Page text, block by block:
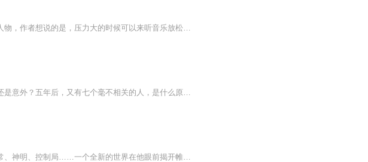
作者是混欧美圈的，这张专辑里面的歌手都是叱咤欧美乐坛的人物，作者想说的是，压力大的时候可以来听音乐放松，欧美音乐会给你很多启发，要积极向上，遇到困难不要倒下，欧美音乐可能会给你带来新的天地，如果好听，能推广一下吗？谢谢了
五年前，一个如花似玉的女大学生就是为何死亡？究竟是阴谋还是意外？五年后，又有七个毫不相关的人，是什么原因，让他们被一个名为“大玩家”的人选中，展开了一场“猫与鼠”的角逐……敬请期待《谁是大玩家》系列剧.....
一次意外让周源成为了现实世界的唯一玩家。超凡、进化、异常、神明、控制局……一个全新的世界在他眼前揭开帷幕……【——组成我们身体的基本元素都曾在宇宙最为耀眼的恒星中演化。红细胞中的铁元素，来自璀璨的超新星爆发。血液里的锌，源自两颗中子星对...